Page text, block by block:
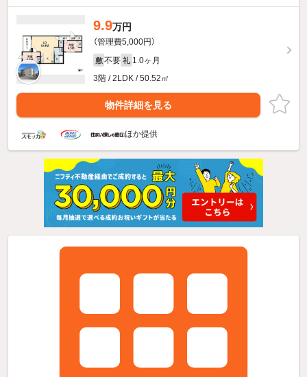
9.9万円
（管理費5,000円）
敷 不要 礼 1.0ヶ月
3階 / 2LDK / 50.52㎡
物件詳細を見る
ほか提供